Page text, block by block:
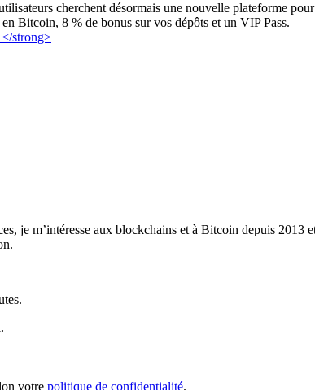
cherchent désormais une nouvelle plateforme
Bitcoin, 8 % de bonus sur vos dépôts et un VIP Pass.
je m’intéresse aux blockchains et à Bitcoin depuis
votre politique de confidentialité.